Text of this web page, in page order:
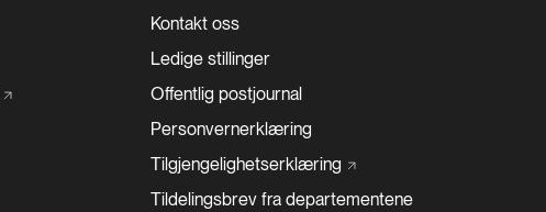
Kontakt oss
Ledige stillinger
Offentlig postjournal
Personvernerklæring
Tilgjengelighetserklæring
Tildelingsbrev fra departementene